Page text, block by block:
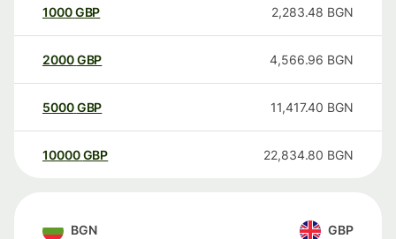
1000GBP 2,283.48 BGN
2000GBP 4,566.96 BGN
5000GBP 11,417.40 BGN
10000 GBP 22,834.80 BGN
BGN GBP